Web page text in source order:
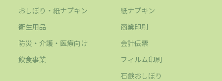
おしぼり・紙ナプキン
衛生用品
防災・介護・医療向け
飲食事業
紙ナプキン
商業印刷
会計伝票
フィルム印刷
石鹸おしぼり